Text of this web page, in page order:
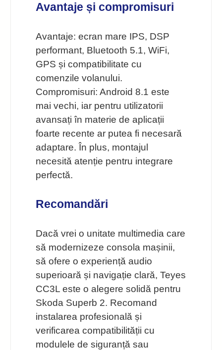
Avantaje și compromisuri
Avantaje: ecran mare IPS, DSP
performant, Bluetooth 5.1, WiFi,
GPS și compatibilitate cu
comenzile volanului.
Compromisuri: Android 8.1 este
mai vechi, iar pentru utilizatorii
avansați în materie de aplicații
foarte recente ar putea fi necesară
adaptare. În plus, montajul
necesită atenție pentru integrare
perfectă.
Recomandări
Dacă vrei o unitate multimedia care
să modernizeze consola mașinii,
să ofere o experiență audio
superioară și navigație clară, Teyes
CC3L este o alegere solidă pentru
Skoda Superb 2. Recomand
instalarea profesională și
verificarea compatibilității cu
modulele de siguranță sau